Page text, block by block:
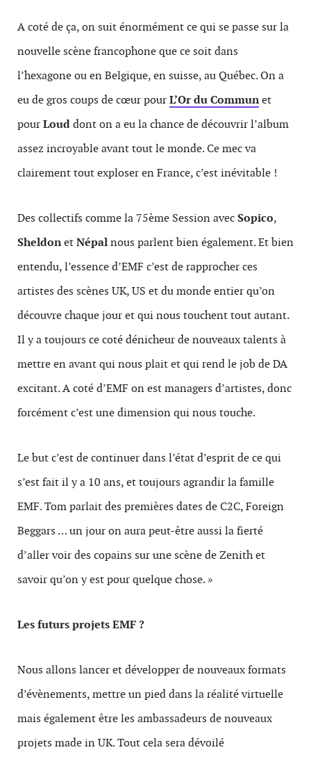
A coté de ça, on suit énormément ce qui se passe sur la
nouvelle scène francophone que ce soit dans
l’hexagone ou en Belgique, en suisse, au Québec. On a
eu de gros coups de cœur pourL’Or du Communet
pourLouddont on a eu la chance de découvrir l’album
assez incroyable avant tout le monde. Ce mec va
clairement tout exploser en France, c’est inévitable !
Des collectifs comme la 75ème Session avecSopico,
SheldonetNépalnous parlent bien également. Et bien
entendu, l’essence d’EMF c’est de rapprocher ces
artistes des scènes UK, US et du monde entier qu’on
découvre chaque jour et qui nous touchent tout autant.
Il y a toujours ce coté dénicheur de nouveaux talents à
mettre en avant qui nous plait et qui rend le job de DA
excitant. A coté d’EMF on est managers d’artistes, donc
forcément c’est une dimension qui nous touche.
Le but c’est de continuer dans l’état d’esprit de ce qui
s’est fait il y a 10 ans, et toujours agrandir la famille
EMF. Tom parlait des premières dates de C2C, Foreign
Beggars … un jour on aura peut-être aussi la fierté
d’aller voir des copains sur une scène de Zenith et
savoir qu’on y est pour quelque chose. »
Les futurs projets EMF ?
Nous allons lancer et développer de nouveaux formats
d’évènements, mettre un pied dans la réalité virtuelle
mais également être les ambassadeurs de nouveaux
projets made in UK. Tout cela sera dévoilé